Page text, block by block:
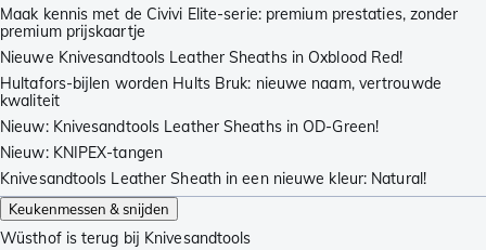
Maak kennis met de Civivi Elite-serie: premium prestaties, zonder
premium prijskaartje
Nieuwe Knivesandtools Leather Sheaths in Oxblood Red!
Hultafors-bijlen worden Hults Bruk: nieuwe naam, vertrouwde
kwaliteit
Nieuw: Knivesandtools Leather Sheaths in OD-Green!
Nieuw: KNIPEX-tangen
Knivesandtools Leather Sheath in een nieuwe kleur: Natural!
Keukenmessen & snijden
Wüsthof is terug bij Knivesandtools